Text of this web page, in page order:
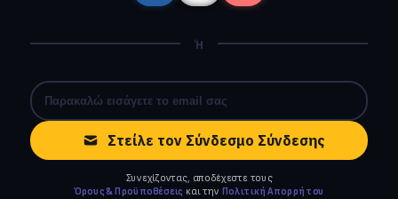
Ή
Στείλε τον Σύνδεσμο Σύνδεσης
Συνεχίζοντας, αποδέχεστε τους
Όρους & Προϋποθέσεις και την Πολιτική Απορρήτου